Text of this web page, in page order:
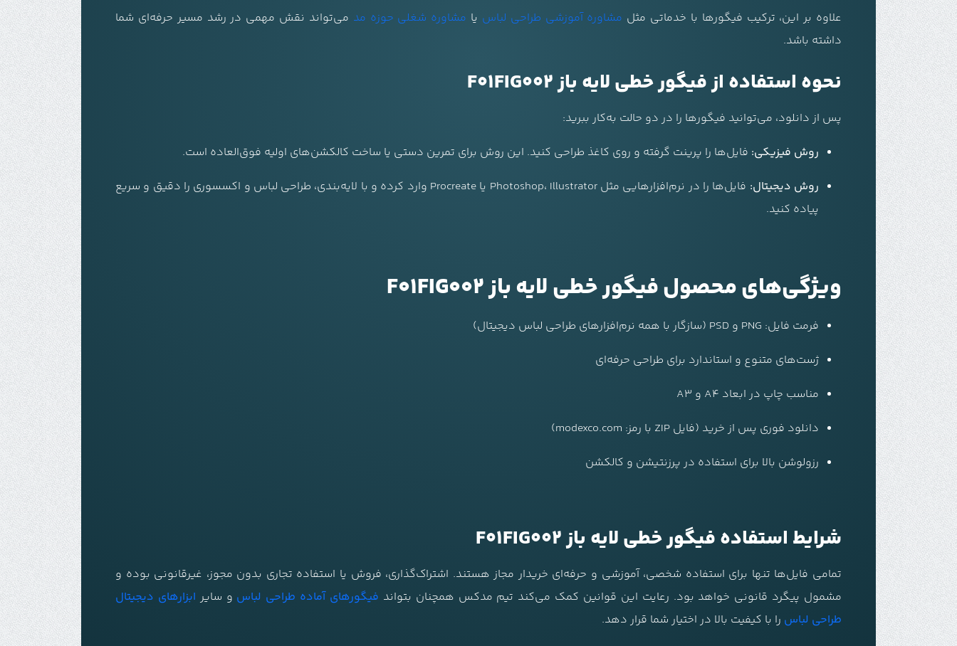
علاوه بر این، ترکیب فیگورها با خدماتی مثل مشاوره آموزشی طراحی لباس یا مشاوره شغلی حوزه مد می‌تواند نقش مهمی در رشد مسیر حرفه‌ای شما
داشته باشد.
نحوه استفاده از فیگور خطی لایه باز F01FIG002
پس از دانلود، می‌توانید فیگورها را در دو حالت به‌کار ببرید:
روش فیزیکی: فایل‌ها را پرینت گرفته و روی کاغذ طراحی کنید. این روش برای تمرین دستی یا ساخت کالکشن‌های اولیه فوق‌العاده است.
روش دیجیتال:
فایل‌ها را در نرم‌افزارهایی مثل Photoshop، Illustrator یا Procreate وارد کرده و با لایه‌بندی، طراحی لباس و اکسسوری را دقیق و سریع
پیاده کنید.
ویژگی‌های محصول فیگور خطی لایه باز F01FIG002
فرمت فایل: PNG و PSD (سازگار با همه نرم‌افزارهای طراحی لباس دیجیتال)
ژست‌های متنوع و استاندارد برای طراحی حرفه‌ای
مناسب چاپ در ابعاد A4 و A3
دانلود فوری پس از خرید (فایل ZIP با رمز: modexco.com)
رزولوشن بالا برای استفاده در پرزنتیشن و کالکشن
شرایط استفاده فیگور خطی لایه باز F01FIG002
تمامی فایل‌ها تنها برای استفاده شخصی، آموزشی و حرفه‌ای خریدار مجاز هستند. اشتراک‌گذاری، فروش یا استفاده تجاری بدون مجوز، غیرقانونی بوده و
مشمول پیگرد قانونی خواهد بود. رعایت این قوانین کمک می‌کند تیم مدکس همچنان بتواند فیگورهای آماده طراحی لباس و سایر ابزارهای دیجیتال
طراحی لباس را با کیفیت بالا در اختیار شما قرار دهد.